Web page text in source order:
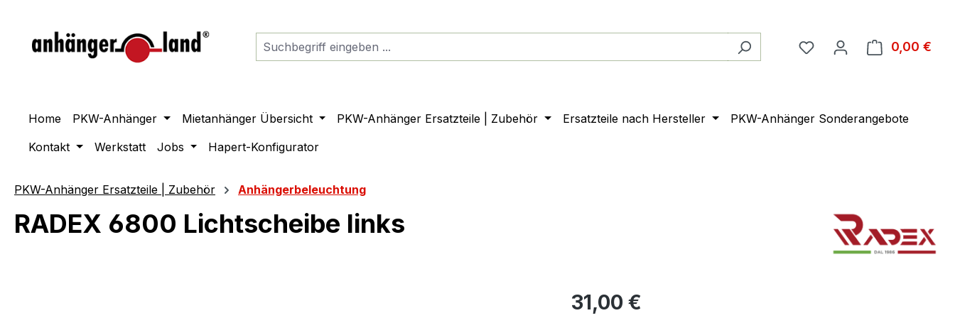
0,00 €
Home PKW-Anhänger Mietanhänger Übersicht PKW-Anhänger Ersatzteile | Zubehör Ersatzteile nach Hersteller
PKW-Anhänger Sonderangebote
Kontakt
Werkstatt Jobs Hapert-Konfigurator
PKW-Anhänger Ersatzteile | Zubehör Anhängerbeleuchtung
RADEX 6800 Lichtscheibe links
31,00 €